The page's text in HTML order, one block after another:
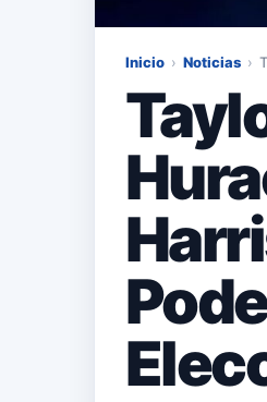
Inicio › Noticias ›